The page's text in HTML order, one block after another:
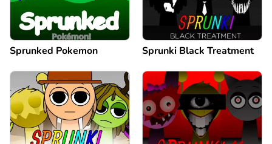
Sprunked Pokemon Sprunki Black Treatment